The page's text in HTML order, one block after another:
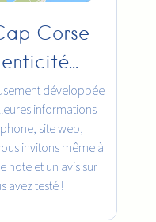
Corse
développée
informations
site web,
invitons même à
note et un avis sur
avez testé !